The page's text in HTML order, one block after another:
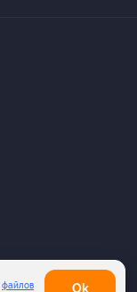
файлов
Оk